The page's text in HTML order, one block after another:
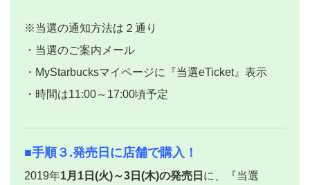
※当選の通知方法は２通り
・当選のご案内メール
・MyStarbucksマイページに『当選eTicket』表示
・時間は11:00～17:00頃予定
■手順３.発売日に店舗で購入！
2019年1月1日(火)～3日(木)の発売日 に、『当選